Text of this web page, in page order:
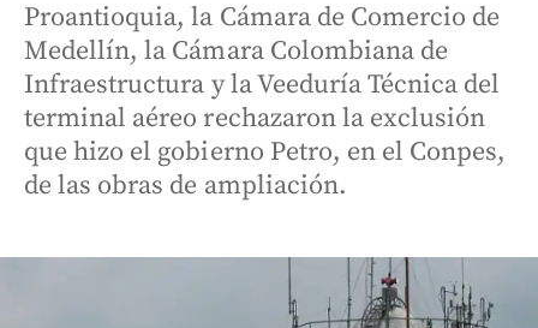
Proantioquia, la Cámara de Comercio de
Medellín, la Cámara Colombiana de
Infraestructura y la Veeduría Técnica del
terminal aéreo rechazaron la exclusión
que hizo el gobierno Petro, en el Conpes,
de las obras de ampliación.